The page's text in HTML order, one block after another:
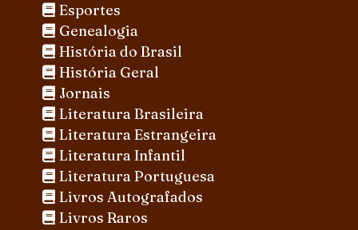
Esportes
Genealogia
História do Brasil
História Geral
Jornais
Literatura Brasileira
Literatura Estrangeira
Literatura Infantil
Literatura Portuguesa
Livros Autografados
Livros Raros